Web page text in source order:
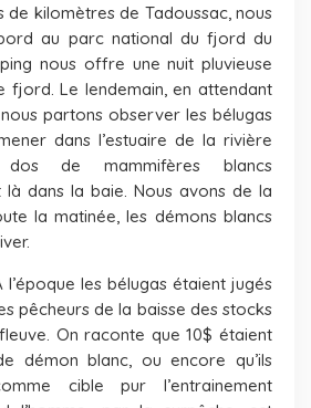
de kilomètres de Tadoussac, nous
au parc national du fjord du
nous offre une nuit pluvieuse
Le lendemain, en attendant
partons observer les bélugas
dans l’estuaire de la rivière
dos de mammifères blancs
dans la baie. Nous avons de la
la matinée, les démons blancs
l’époque les bélugas étaient jugés
pêcheurs de la baisse des stocks
On raconte que 10$ étaient
démon blanc, ou encore qu’ils
cible pur l’entrainement